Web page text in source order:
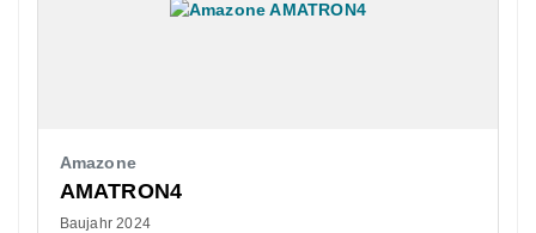
Amazone
AMATRON4
Baujahr 2024